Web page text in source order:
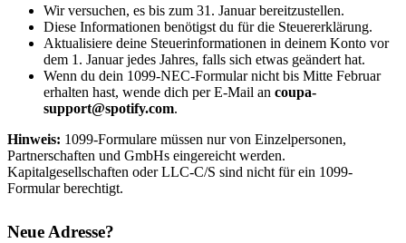
Wir versuchen, es bis zum 31. Januar bereitzustellen.
Diese Informationen benötigst du für die Steuererklärung.
Aktualisiere deine Steuerinformationen in deinem Konto vor
dem 1. Januar jedes Jahres, falls sich etwas geändert hat.
Wenn du dein 1099-NEC-Formular nicht bis Mitte Februar
erhalten hast, wende dich per E-Mail an coupa-
support@spotify.com.
Hinweis: 1099-Formulare müssen nur von Einzelpersonen,
Partnerschaften und GmbHs eingereicht werden.
Kapitalgesellschaften oder LLC-C/S sind nicht für ein 1099-
Formular berechtigt.
Neue Adresse?